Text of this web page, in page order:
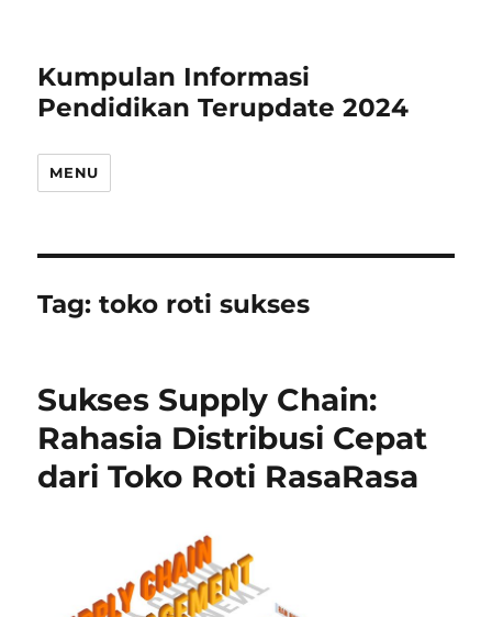
Kumpulan Informasi
Pendidikan Terupdate 2024
MENU
Tag:toko roti sukses
Sukses Supply Chain:
Rahasia Distribusi Cepat
dari Toko Roti RasaRasa